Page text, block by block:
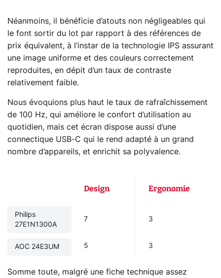
Néanmoins, il bénéficie d’atouts non négligeables qui
le font sortir du lot par rapport à des références de
prix équivalent, à l’instar de la technologie IPS assurant
une image uniforme et des couleurs correctement
reproduites, en dépit d’un taux de contraste
relativement faible.
Nous évoquions plus haut le taux de rafraîchissement
de 100 Hz, qui améliore le confort d’utilisation au
quotidien, mais cet écran dispose aussi d’une
connectique USB-C qui le rend adapté à un grand
nombre d’appareils, et enrichit sa polyvalence.
Design Ergonomie
Philips
27E1N1300A
7 3
AOC 24E3UM 5 3
Somme toute, malgré une fiche technique assez